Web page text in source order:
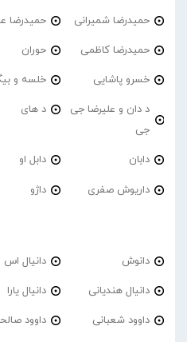
حمیدرضا شمیرانی حمیدرضا
حمیدرضا کاظمی حوران
خسرو پاشایی خلسه و
د دان و علیرضا جی
جی
د های
دابان دابل او
داریوش صفری داژو
دانوش دانیال اس
دانیال هندیانی دانیال یارا
داوود شعبانی داوود